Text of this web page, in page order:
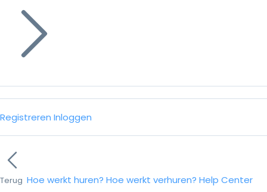
Registreren Inloggen
Terug Hoe werkt huren? Hoe werkt verhuren? Help Center